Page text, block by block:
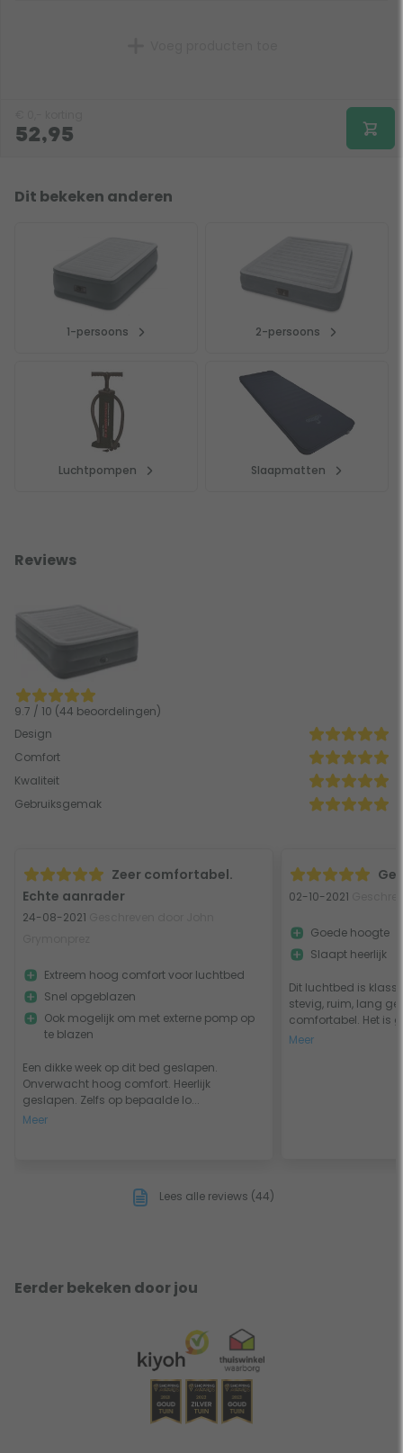
52,95
Dit bekeken anderen
1-persoons 2-persoons
Luchtpompen Slaapmatten
Reviews
9.7 / 10 (44 beoordelingen)
Design
Comfort
Kwaliteit
Gebruiksgemak
Zeer comfortabel.
Echte aanrader
24-08-2021
Een dikke week op dit bed geslapen.
Onverwacht hoog comfort. Heerlijk
geslapen. Zelfs op bepaalde lo...
Meer
Extreem hoog comfort voor luchtbed
Snel opgeblazen
Ook mogelijk om met externe pomp op
te blazen
02-10-2021
Dit luchtbed is
stevig, ruim, lang
comfortabel. Het is
Meer
Goede hoogte
Slaapt heerlijk
Lees alle reviews (44)
Eerder bekeken door jou